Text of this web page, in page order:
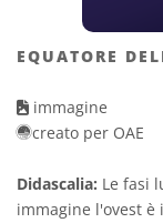
EQUATORE
immagine
creato per OAE
Didascalia: Le fasi
immagine l'ovest è